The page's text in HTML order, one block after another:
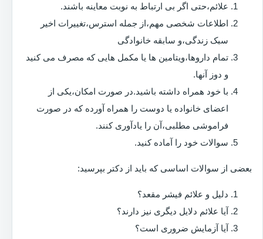
علائم،حتی اگر بی ارتباط به نوبت معاینه باشند.
اطلاعات شخصی مهم،از جمله استرس،تغییرات اخیر
سبک زندگی،و سابقه خانوادگی
تمام داروها،ویتامین ها یا مکمل هایی که مصرف می کنید
و دوز آنها.
با خود همراه داشته باشید.در صورت امکان،یکی از
اعضای خانواده یا دوست را همراه آورده که در صورت
فراموشی مطلبی،آن را یادآوری کنند.
سوالات خود را آماده کنید.
بعضی از سوالات اساسی که باید از دکتر بپرسید:
دلیل و علائم فیشر مقعد؟
آیا علائم دلایل دیگری نیز دارند؟
آیا آزمایش ضروری است؟